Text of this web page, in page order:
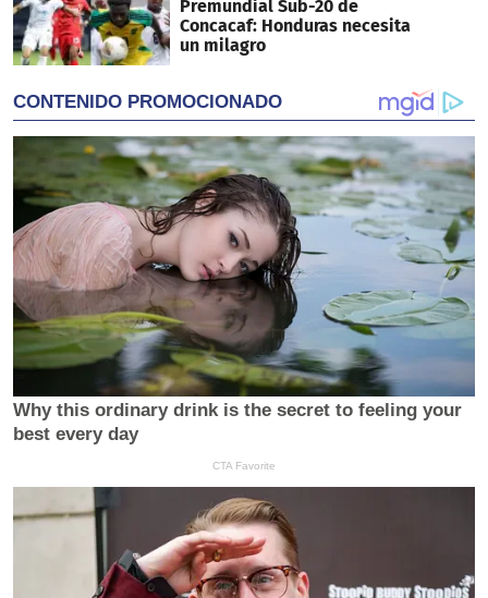
Premundial Sub-20 de
Concacaf: Honduras necesita
un milagro